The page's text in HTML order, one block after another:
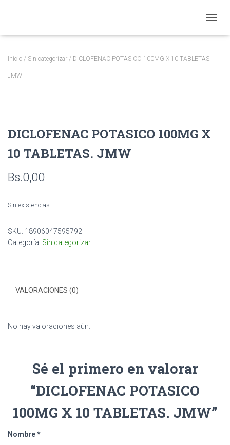
Inicio / Sin categorizar / DICLOFENAC POTASICO 100MG X 10 TABLETAS.
JMW
DICLOFENAC POTASICO 100MG X
10 TABLETAS. JMW
Bs.0,00
Sin existencias
SKU: 18906047595792
Categoría: Sin categorizar
VALORACIONES (0)
No hay valoraciones aún.
Sé el primero en valorar
“DICLOFENAC POTASICO
100MG X 10 TABLETAS. JMW”
Nombre*